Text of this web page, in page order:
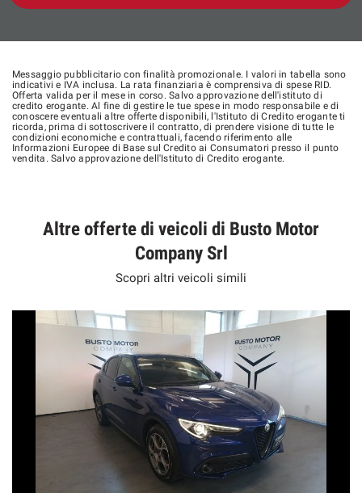
Messaggio pubblicitario con finalità promozionale. I valori in tabella sono
indicativi e IVA inclusa. La rata finanziaria è comprensiva di spese RID.
Offerta valida per il mese in corso. Salvo approvazione dell'istituto di
credito erogante. Al fine di gestire le tue spese in modo responsabile e di
conoscere eventuali altre offerte disponibili, l'Istituto di Credito erogante ti
ricorda, prima di sottoscrivere il contratto, di prendere visione di tutte le
condizioni economiche e contrattuali, facendo riferimento alle
Informazioni Europee di Base sul Credito ai Consumatori presso il punto
vendita. Salvo approvazione dell'Istituto di Credito erogante.
Altre offerte di veicoli di Busto Motor
Company Srl
Scopri altri veicoli simili